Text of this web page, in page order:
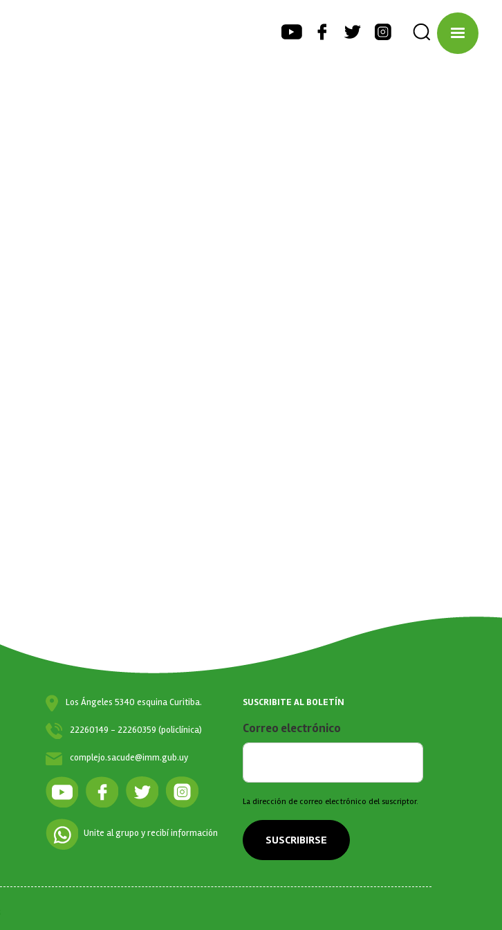
Los Ángeles 5340 esquina Curitiba.
22260149 - 22260359 (policlínica)
complejo.sacude@imm.gub.uy
Unite al grupo y recibí información
SUSCRIBITE AL BOLETÍN
Correo electrónico
La dirección de correo electrónico del suscriptor.
SUSCRIBIRSE